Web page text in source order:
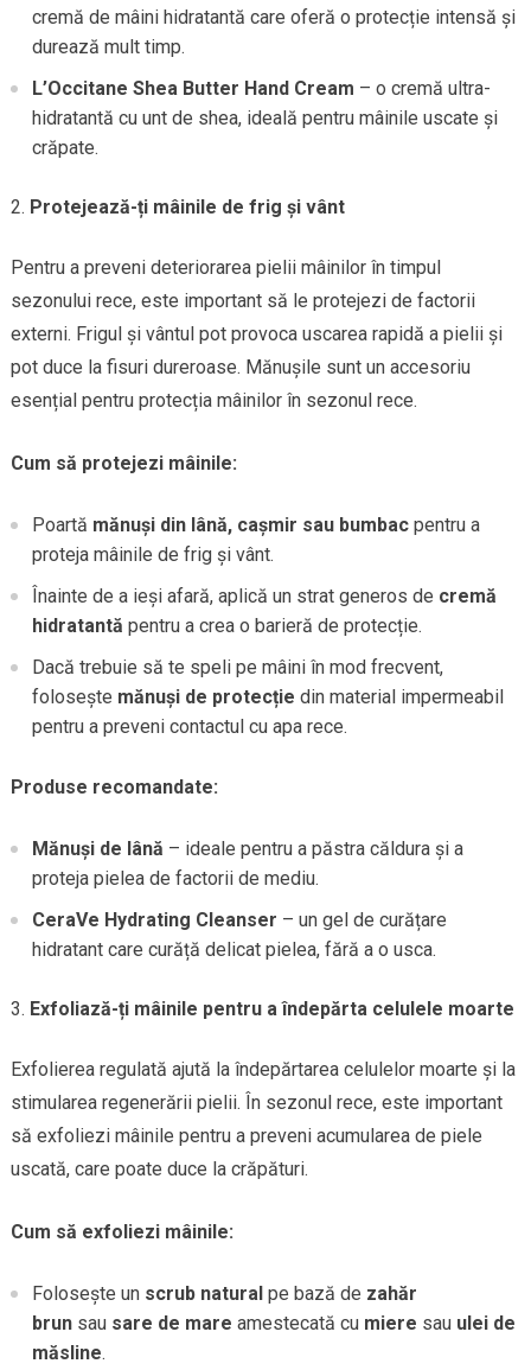
cremă de mâini hidratantă care oferă o protecție intensă și
durează mult timp.
L’Occitane Shea Butter Hand Cream – o cremă ultra-
hidratantă cu unt de shea, ideală pentru mâinile uscate și
crăpate.
Protejează-ți mâinile de frig și vânt
Pentru a preveni deteriorarea pielii mâinilor în timpul
sezonului rece, este important să le protejezi de factorii
externi. Frigul și vântul pot provoca uscarea rapidă a pielii și
pot duce la fisuri dureroase. Mănușile sunt un accesoriu
esențial pentru protecția mâinilor în sezonul rece.
Cum să protejezi mâinile:
Poartă mănuși din lână, cașmir sau bumbacpentru a
proteja mâinile de frig și vânt.
Înainte de a ieși afară, aplică un strat generos de cremă
hidratantă pentru a crea o barieră de protecție.
Dacă trebuie să te speli pe mâini în mod frecvent,
folosește mănuși de protecție din material impermeabil
pentru a preveni contactul cu apa rece.
Produse recomandate:
Mănuși de lână – ideale pentru a păstra căldura și a
proteja pielea de factorii de mediu.
CeraVe Hydrating Cleanser – un gel de curățare
hidratant care curăță delicat pielea, fără a o usca.
Exfoliază-ți mâinile pentru a îndepărta celulele moarte
Exfolierea regulată ajută la îndepărtarea celulelor moarte și la
stimularea regenerării pielii. În sezonul rece, este important
să exfoliezi mâinile pentru a preveni acumularea de piele
uscată, care poate duce la crăpături.
Cum să exfoliezi mâinile:
Folosește un scrub naturalpe bază de zahăr
brunsau sare de mare amestecată cu miere sau ulei de
măsline.